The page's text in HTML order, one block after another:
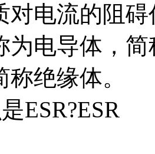
对电流的阻
为电导体，
绝缘体。
ESR?ESR